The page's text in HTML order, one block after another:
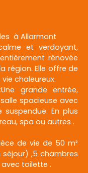
à Allarmont
et verdoyant,
rénovée
région. Elle offre de
chaleureux.
grande entrée,
spacieuse avec
En plus
spa ou autres .
de vie de 50 m²
,5 chambres
toilette .